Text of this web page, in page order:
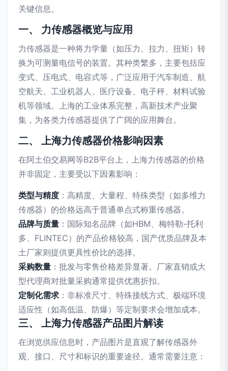
关键信息。
一、 力传感器概览与应用
力传感器是一种将力学量（如压力、拉力、扭矩）转
换为可测量电信号的装置。其种类繁多，主要包括应
变式、压电式、电容式等，广泛应用于汽车制造、航
空航天、工业机器人、医疗设备、电子秤、材料试验
机等领域。上海的工业体系完整，高新技术产业聚
集，为各类力传感器提供了广阔的应用舞台。
二、 上海力传感器价格影响因素
在阿土伯交易网等B2B平台上，上海力传感器的价格
并非固定，主要受以下因素影响：
类型与精度 ：高精度、大量程、特殊类型（如多维力
传感器）的价格远高于普通单点式称重传感器。
品牌与质量 ：国际知名品牌（如HBM、梅特勒-托利
多、FLINTEC）的产品价格较高，国产优质品牌及本
土厂家则提供更具性价比的选择。
采购数量 ：批发与零售价格差异显著。厂家直销或大
型代理商对批量采购通常提供优惠折扣。
定制化需求 ：非标准尺寸、特殊接线方式、极端环境
适应性（如高低温、防爆）等定制要求会增加成本。
三、 上海力传感器产品图片解读
在浏览供应信息时，产品图片是直观了解传感器外
观、接口、尺寸和标识的重要途径。通常需要注意：